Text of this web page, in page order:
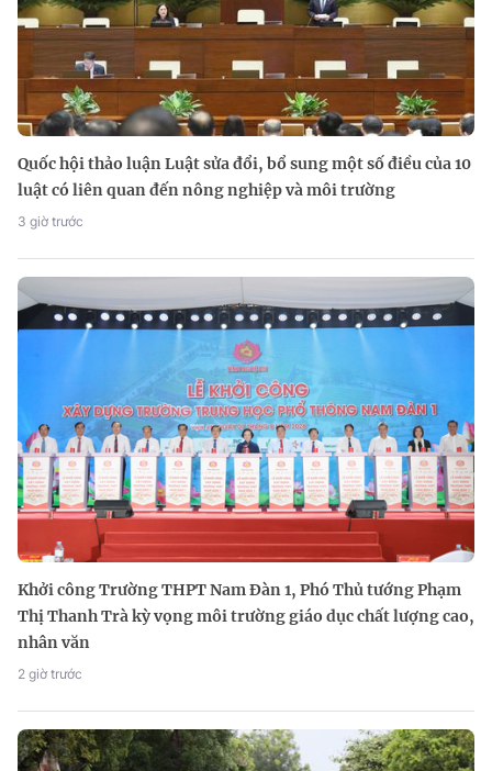
Quốc hội thảo luận Luật sửa đổi, bổ sung một số điều của 10
luật có liên quan đến nông nghiệp và môi trường
3 giờ trước
Khởi công Trường THPT Nam Đàn 1, Phó Thủ tướng Phạm
Thị Thanh Trà kỳ vọng môi trường giáo dục chất lượng cao,
nhân văn
2 giờ trước